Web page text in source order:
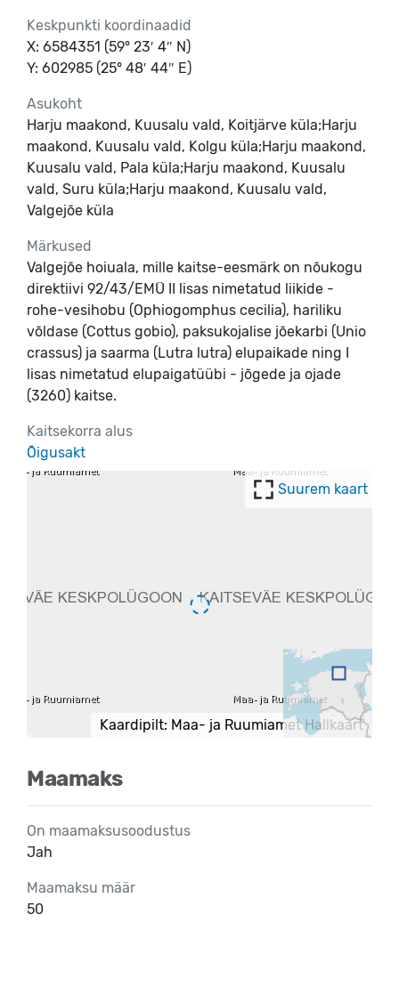
Keskpunkti koordinaadid
X: 6584351 (59° 23′ 4″ N)
Y: 602985 (25° 48′ 44″ E)
Asukoht
Harju maakond, Kuusalu vald, Koitjärve küla;Harju
maakond, Kuusalu vald, Kolgu küla;Harju maakond,
Kuusalu vald, Pala küla;Harju maakond, Kuusalu
vald, Suru küla;Harju maakond, Kuusalu vald,
Valgejõe küla
Märkused
Valgejõe hoiuala, mille kaitse-eesmärk on nõukogu
direktiivi 92/43/EMÜ II lisas nimetatud liikide -
rohe-vesihobu (Ophiogomphus cecilia), hariliku
võldase (Cottus gobio), paksukojalise jõekarbi (Unio
crassus) ja saarma (Lutra lutra) elupaikade ning I
lisas nimetatud elupaigatüübi - jõgede ja ojade
(3260) kaitse.
Kaitsekorra alus
Õigusakt
Suurem kaart
Kaardipilt: Maa- ja Ruumiamet Hallkaart
Maamaks
On maamaksusoodustus
Jah
Maamaksu määr
50